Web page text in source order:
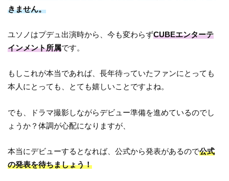
きません。
ユソノはプデュ出演時から、今も変わらずCUBEエンターテ
インメント所属です。
もしこれが本当であれば、長年待っていたファンにとっても
本人にとっても、とても嬉しいことですよね。
でも、ドラマ撮影しながらデビュー準備を進めているのでし
ょうか？体調が心配になりますが、
本当にデビューするとなれば、公式から発表があるので公式
の発表を待ちましょう！